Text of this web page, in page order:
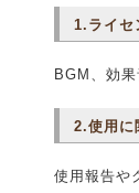
1.ライセ
BGM、効
2.使用に
使用報告や